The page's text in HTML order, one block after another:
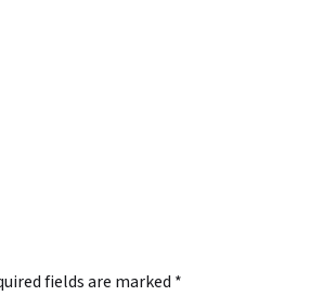
fields are marked *